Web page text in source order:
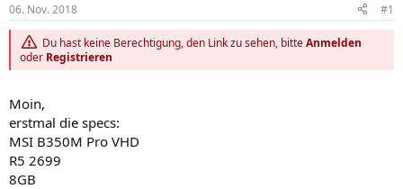
e
r
t
a
m
06. Nov. 2018 #1
Du hast keine Berechtigung, den Link zu sehen, bitteAnmelden
oder Registrieren
Moin,
erstmal die specs:
MSI B350M Pro VHD
R5 2699
8GB